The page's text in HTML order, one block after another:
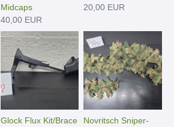
Midcaps
40,00 EUR
20,00 EUR
Glock Flux Kit/Brace
Novritsch Sniper-